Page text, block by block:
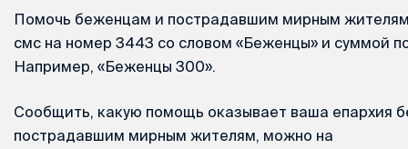
Помочь беженцам и пострадавшим мирным
смс на номер 3443 со словом «Беженцы» и суммой
Например, «Беженцы 300».
Сообщить, какую помощь оказывает ваша епархия
пострадавшим мирным жителям, можно на